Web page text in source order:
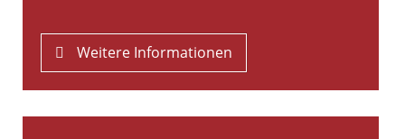
Weitere Informationen